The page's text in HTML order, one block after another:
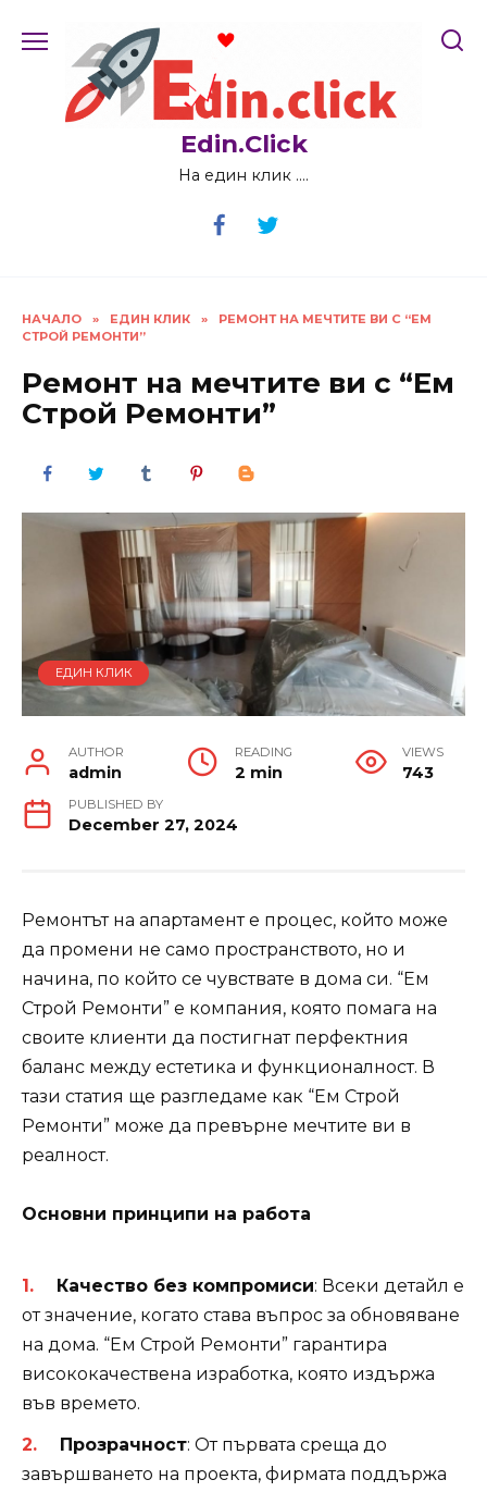
Edin.Click
На един клик ….
НАЧАЛО » ЕДИН КЛИК »
РЕМОНТ НА МЕЧТИТЕ ВИ С “ЕМ
СТРОЙ РЕМОНТИ”
Ремонт на мечтите ви с “Ем
Строй Ремонти”
ЕДИН КЛИК
AUTHOR
admin
READING
2 min
VIEWS
743
PUBLISHED BY
December 27, 2024
Ремонтът на апартамент е процес, който може
да промени не само пространството, но и
начина, по който се чувствате в дома си. “Ем
Строй Ремонти” е компания, която помага на
своите клиенти да постигнат перфектния
баланс между естетика и функционалност. В
тази статия ще разгледаме как “Ем Строй
Ремонти” може да превърне мечтите ви в
реалност.
Основни принципи на работа
Качество без компромиси: Всеки детайл е
от значение, когато става въпрос за обновяване
на дома. “Ем Строй Ремонти” гарантира
висококачествена изработка, която издържа
във времето.
Прозрачност: От първата среща до
завършването на проекта, фирмата поддържа